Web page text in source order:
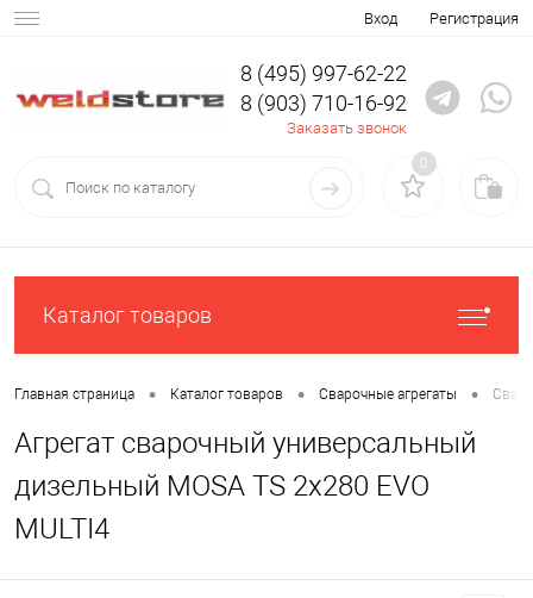
Вход Регистрация
8 (495) 997-62-22
8 (903) 710-16-92
Заказать звонок
0
Каталог товаров
Главная страница • Каталог товаров • Сварочные агрегаты •
Агрегат сварочный универсальный
дизельный MOSA TS 2x280 EVO
MULTI4